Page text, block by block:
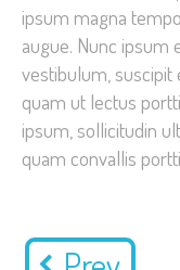
ipsum magna
augue. Nunc ipsum
vestibulum,
quam ut lectus
ipsum, sollicitudin
quam convallis